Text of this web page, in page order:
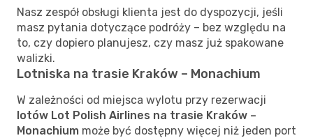
Nasz zespół obsługi klienta jest do dyspozycji, jeśli
masz pytania dotyczące podróży – bez względu na
to, czy dopiero planujesz, czy masz już spakowane
walizki.
Lotniska na trasie Kraków – Monachium
W zależności od miejsca wylotu przy rezerwacji
lotów Lot Polish Airlines na trasie Kraków –
Monachium może być dostępny więcej niż jeden port